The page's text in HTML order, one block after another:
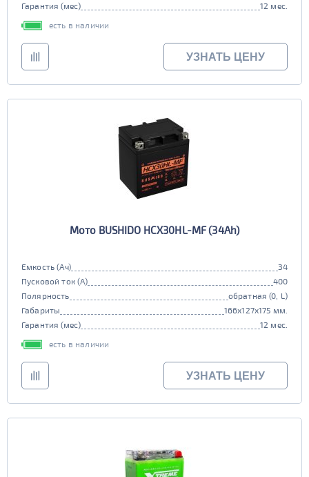
Гарантия (мес)
12 мес.
есть в наличии
УЗНАТЬ ЦЕНУ
Мото BUSHIDO HCX30HL-MF (34Ah)
Емкость (Ач)
34
Пусковой ток (А)
400
Полярность
обратная (0, L)
Габариты
166x127x175 мм.
Гарантия (мес)
12 мес.
есть в наличии
УЗНАТЬ ЦЕНУ